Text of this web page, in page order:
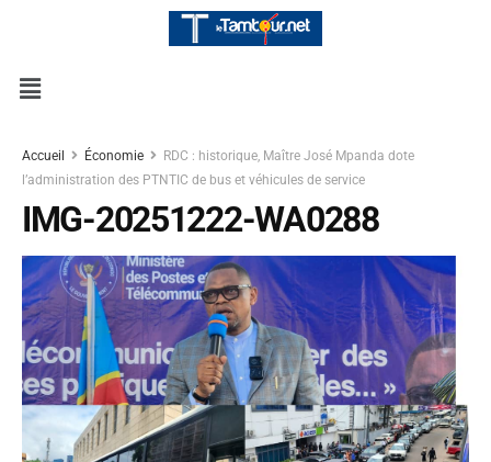
Accueil Économie
RDC : historique, Maître José Mpanda dote
l’administration des PTNTIC de bus et véhicules de service
IMG-20251222-WA0288